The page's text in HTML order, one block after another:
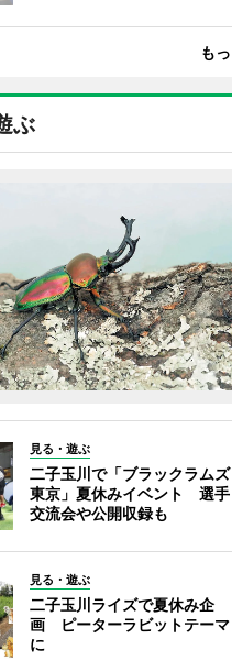
も
ぶ
見る・遊ぶ
二子玉川で「ブラックラムズ
東京」夏休みイベント 選手
交流会や公開収録も
見る・遊ぶ
二子玉川ライズで夏休み企
画 ピーターラビットテーマ
に